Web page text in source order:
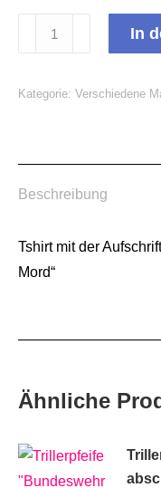
"Rüstungsexport
zum
In
Kategorie: Verschiedene
Beschreibung
Tshirt mit der
Mord“
Ähnliche